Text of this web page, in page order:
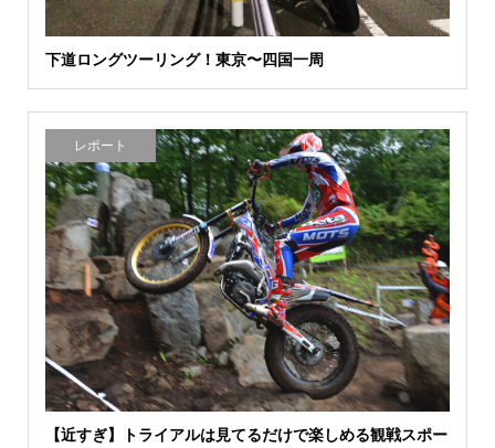
下道ロングツーリング！東京〜四国一周
レポート
【近すぎ】トライアルは見てるだけで楽しめる観戦スポー